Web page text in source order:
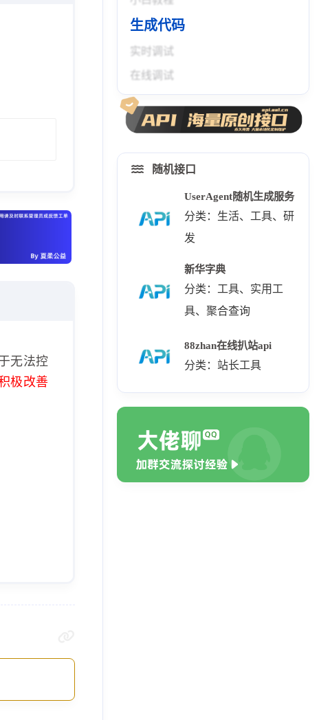
无法控
极改善
生成代码
实时调试
在线调试
随机接口
UserAgent随机生成服务
分类：生活、工具、研
发
新华字典
分类：工具、实用工
具、聚合查询
88zhan在线扒站api
分类：站长工具